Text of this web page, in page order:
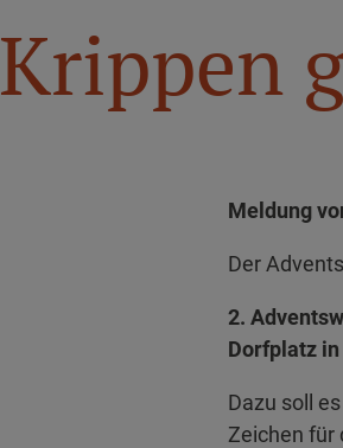
Krippen
Meldung
Der
2.
Dorfplatz
Dazu soll
Zeichen für